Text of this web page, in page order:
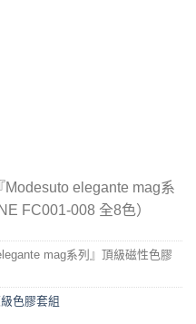
elegante mag系
FC001-008 全8色）
mag系列』頂級磁性色膠
色膠套組